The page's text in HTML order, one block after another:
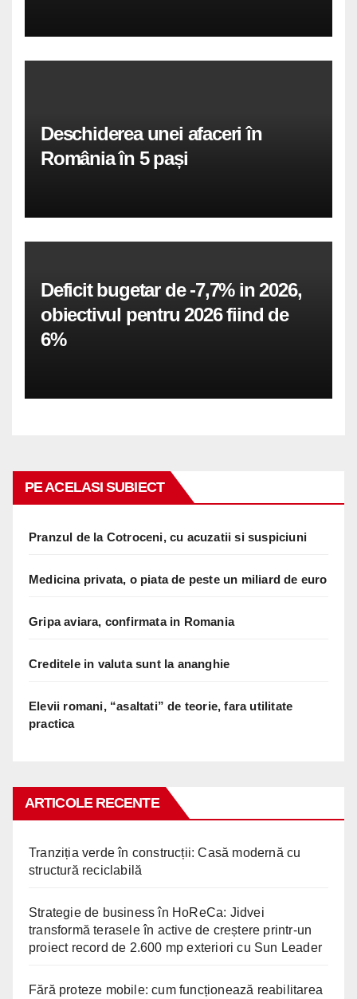
Deschiderea unei afaceri în
România în 5 pași
Deficit bugetar de -7,7% in 2026,
obiectivul pentru 2026 fiind de
6%
PE ACELASI SUBIECT
Pranzul de la Cotroceni, cu acuzatii si suspiciuni
Medicina privata, o piata de peste un miliard de euro
Gripa aviara, confirmata in Romania
Creditele in valuta sunt la ananghie
Elevii romani, “asaltati” de teorie, fara utilitate
practica
ARTICOLE RECENTE
Tranziția verde în construcții: Casă modernă cu
structură reciclabilă
Strategie de business în HoReCa: Jidvei
transformă terasele în active de creștere printr-un
proiect record de 2.600 mp exteriori cu Sun Leader
Fără proteze mobile: cum funcționează reabilitarea